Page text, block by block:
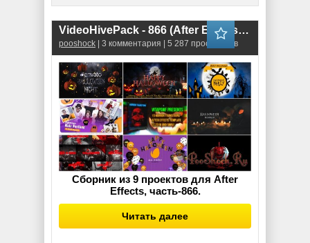
VideoHivePack - 866 (After Effects Projects Pack)
pooshock | 3 комментария | 5 287 просмотров
Сборник из 9 проектов для After
Effects, часть-866.
Читать далее